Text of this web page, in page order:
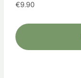
€9.90